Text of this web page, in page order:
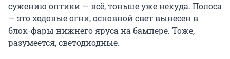
сужению оптики — всё, тоньше уже некуда. Полоса
— это ходовые огни, основной свет вынесен в
блок-фары нижнего яруса на бампере. Тоже,
разумеется, светодиодные.